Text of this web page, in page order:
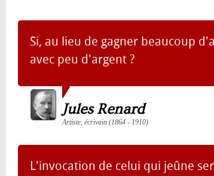
Si, au lieu de gagner beaucoup
avec peu d'argent ?
Jules Renard
Artiste, écrivain (1864 - 1910)
L'invocation de celui qui jeûne